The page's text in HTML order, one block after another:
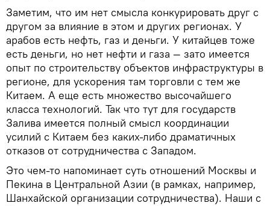
Заметим, что им нет смысла конкурировать друг с
другом за влияние в этом и других регионах. У
арабов есть нефть, газ и деньги. У китайцев тоже
есть деньги, но нет нефти и газа — зато имеется
опыт по строительству объектов инфраструктуры в
регионе, для ускорения там торговли с тем же
Китаем. А еще есть множество высочайшего
класса технологий. Так что тут для государств
Залива имеется полный смысл координации
усилий с Китаем без каких-либо драматичных
отказов от сотрудничества с Западом.
Это чем-то напоминает суть отношений Москвы и
Пекина в Центральной Азии (в рамках, например,
Шанхайской организации сотрудничества). Наши с